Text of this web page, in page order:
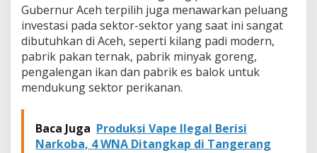
a
n
d
d
i
B
a
n
o
k
Gubernur Aceh terpilih juga menawarkan peluang
investasi pada sektor-sektor yang saat ini sangat
dibutuhkan di Aceh, seperti kilang padi modern,
pabrik pakan ternak, pabrik minyak goreng,
pengalengan ikan dan pabrik es balok untuk
mendukung sektor perikanan.
Baca Juga Produksi Vape Ilegal Berisi
Narkoba, 4 WNA Ditangkap di Tangerang